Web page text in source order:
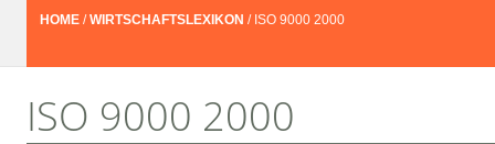
HOME /WIRTSCHAFTSLEXIKON / ISO 9000 2000
ISO 9000 2000